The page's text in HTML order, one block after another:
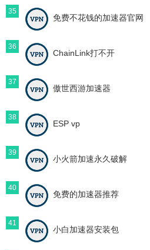
35
免费不花钱的加速器官网
36
ChainLink打不开
37
傲世西游加速器
38
ESP vp
39
小火箭加速永久破解
40
免费的加速器推荐
41
小白加速器安装包